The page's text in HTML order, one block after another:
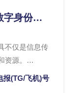
字身份交
不仅是信息传
源。
Telegram内部
报(TG/飞机)号